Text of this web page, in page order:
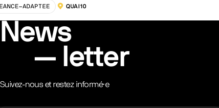
ADAPTEE LOCALISATION :
QUAI10
News
letter
Suivez-nous et restez informé·e